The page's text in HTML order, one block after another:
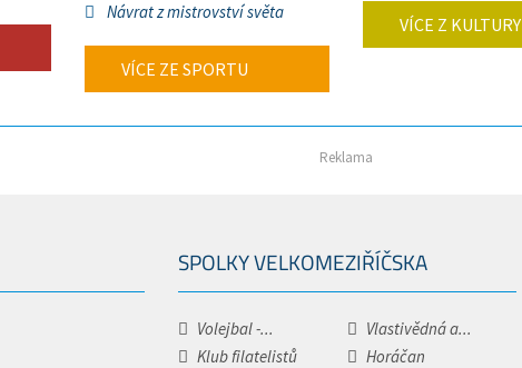
Návrat z mistrovství světa
VÍCE ZE SPORTU
VÍCE Z KULTURY
Reklama
SPOLKY VELKOMEZIŘÍČSKA
Volejbal -...
Vlastivědná a...
Klub filatelistů
Horáčan